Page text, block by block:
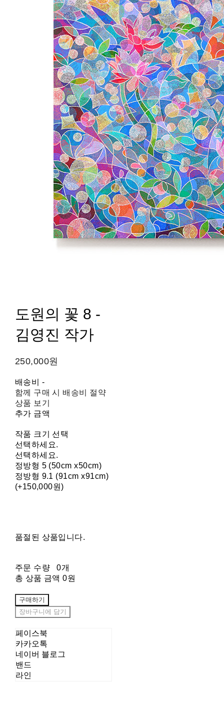
도원의 꽃 8 -
김영진 작가
250,000원
배송비 -
함께 구매 시 배송비 절약
상품 보기
추가 금액
작품 크기 선택
선택하세요.
선택하세요.
정방형 5 (50cm x50cm)
정방형 9.1 (91cm x91cm)
(+150,000원)
품절된 상품입니다.
주문 수량
0개
총 상품 금액 0원
구매하기
장바구니에 담기
페이스북
카카오톡
네이버 블로그
밴드
라인